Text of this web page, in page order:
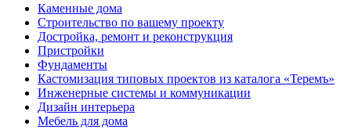
Каменные дома
Строительство по вашему проекту
Достройка, ремонт и реконструкция
Пристройки
Фундаменты
Кастомизация типовых проектов из каталога «Теремъ»
Инженерные системы и коммуникации
Дизайн интерьера
Мебель для дома